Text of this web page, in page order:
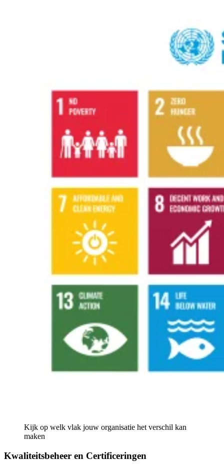
Kijk op welk vlak jouw organisatie het verschil kan
maken
Kwaliteitsbeheer en Certificeringen